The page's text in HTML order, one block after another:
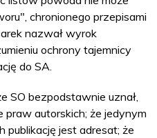
chronionego przepisami
nazwał wyrok
ochrony tajemnicy
do SA.
SO bezpodstawnie uznał,
praw autorskich; że jedynym
publikację jest adresat; że